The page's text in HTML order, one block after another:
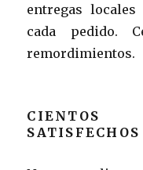
entregas
cada pedido.
remordimientos.
SATISFECHOS